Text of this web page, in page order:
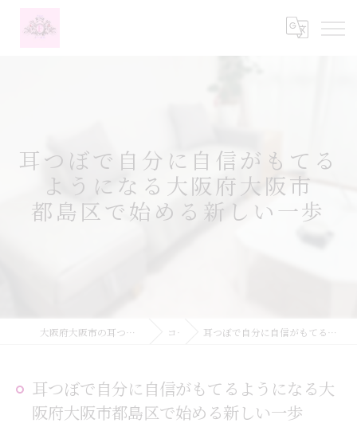
耳つぼで自分に自信がもてる
ようになる大阪府大阪市
都島区で始める新しい一歩
大阪府大阪市の耳つぼなら耳つぼダイエットサロンふーみん コラム 耳つぼで自分に自信がもてるようになる大阪府大阪市都島区で始める新しい一歩
耳つぼで自分に自信がもてるようになる大
阪府大阪市都島区で始める新しい一歩